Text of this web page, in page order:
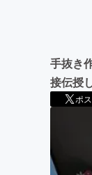
手抜き
接伝授
ポ